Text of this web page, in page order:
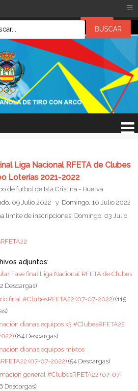
Liga Nacional RFETA de Clubes
Loterías 2021-2022
de futbol de Isla Cristina - Huelva
09 Julio 2022 y Domingo, 10 Julio 2022
límite de inscripciones: Domingo, 03 Julio
adjuntos:
Fase final Liga Nacional RFETA de Clubes
Descargas)
final #ClubesRFETA22 (07-07-2022) (115
dianas equipos x3 #ClubesRFETA22
(84 Descargas)
dianas equipos mixtos
(07-07-2022)(54 Descargas)
general #ClubesRFETA22 (07-07-
Descargas)
OR
≡